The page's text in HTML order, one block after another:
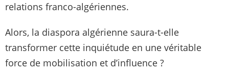
relations franco-algériennes.
Alors, la diaspora algérienne saura-t-elle
transformer cette inquiétude en une véritable
force de mobilisation et d’influence ?